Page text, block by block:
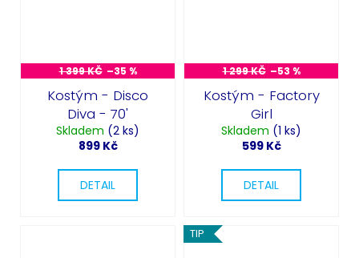
1 399 KČ –35 %
Kostým - Disco
Diva - 70'
Skladem (2 ks)
899 Kč
DETAIL
1 299 KČ –53 %
Kostým - Factory
Girl
Skladem (1 ks)
599 Kč
DETAIL
TIP